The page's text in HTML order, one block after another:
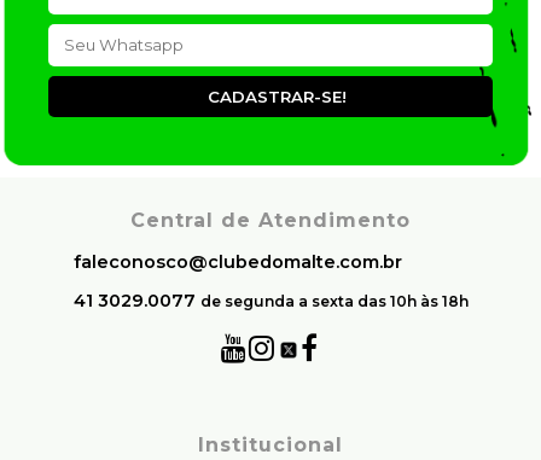
CADASTRAR-SE!
Central de Atendimento
faleconosco@clubedomalte.com.br
41 3029.0077 de segunda a sexta das 10h às 18h
Institucional